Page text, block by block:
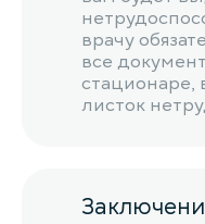
врачу
все
стационаре,
листок